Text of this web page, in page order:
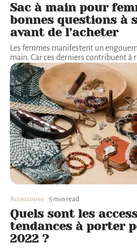
Sac à main pour
bonnes questions à
avant de l’acheter
Les femmes manifestent un
main. Car ces derniers contribuent à
Accessoires 5 min read
Quels sont les
tendances à porter
2022 ?